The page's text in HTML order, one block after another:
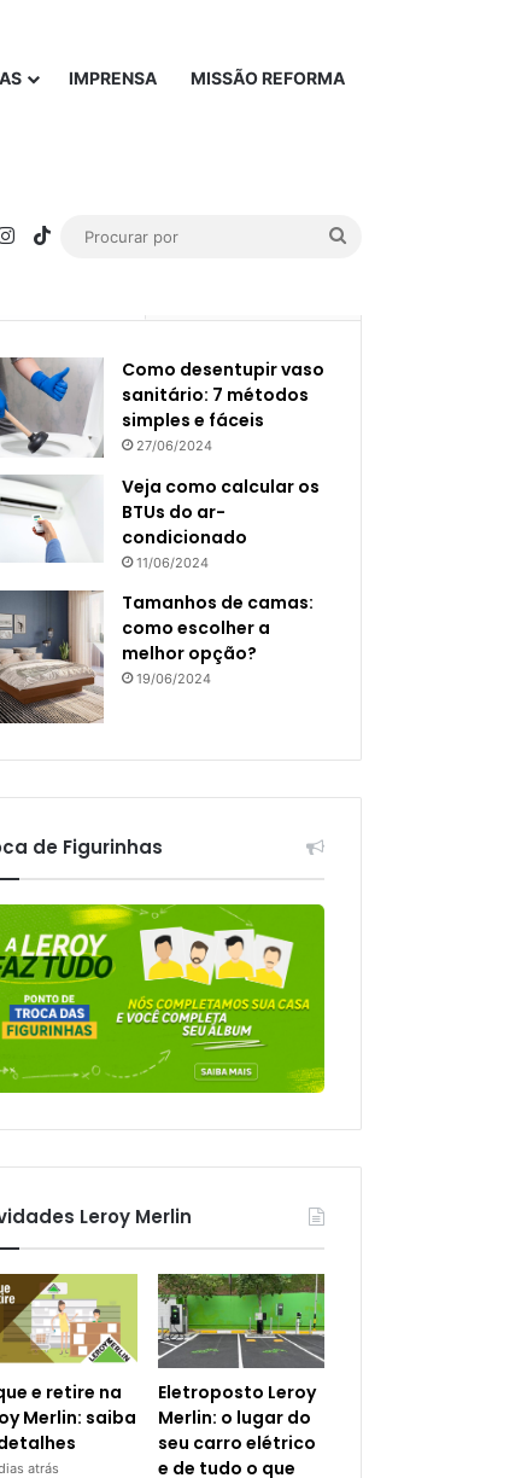
IMPRENSA MISSÃO REFORMA
Instagram
TikTok
Como desentupir vaso
sanitário: 7 métodos
simples e fáceis
27/06/2024
Veja como calcular os
BTUs do ar-
condicionado
11/06/2024
Tamanhos de camas:
como escolher a
melhor opção?
19/06/2024
de Figurinhas
Leroy Merlin
e retire na
Merlin: saiba
atrás
Eletroposto Leroy
Merlin: o lugar do
seu carro elétrico
e de tudo o que